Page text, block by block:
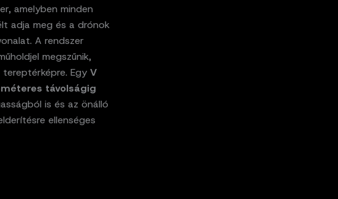
amelyben minden
adja meg és a drónok
A rendszer
megszűnik,
Egy V
távolságig
is és az önálló
ellenséges